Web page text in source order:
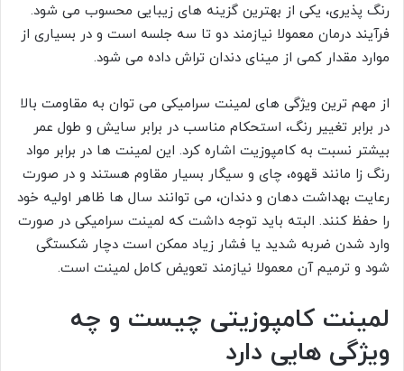
رنگ پذیری، یکی از بهترین گزینه های زیبایی محسوب می شود.
فرآیند درمان معمولا نیازمند دو تا سه جلسه است و در بسیاری از
موارد مقدار کمی از مینای دندان تراش داده می شود.
از مهم ترین ویژگی های لمینت سرامیکی می توان به مقاومت بالا
در برابر تغییر رنگ، استحکام مناسب در برابر سایش و طول عمر
بیشتر نسبت به کامپوزیت اشاره کرد. این لمینت ها در برابر مواد
رنگ زا مانند قهوه، چای و سیگار بسیار مقاوم هستند و در صورت
رعایت بهداشت دهان و دندان، می توانند سال ها ظاهر اولیه خود
را حفظ کنند. البته باید توجه داشت که لمینت سرامیکی در صورت
وارد شدن ضربه شدید یا فشار زیاد ممکن است دچار شکستگی
شود و ترمیم آن معمولا نیازمند تعویض کامل لمینت است.
لمینت کامپوزیتی چیست و چه
ویژگی هایی دارد